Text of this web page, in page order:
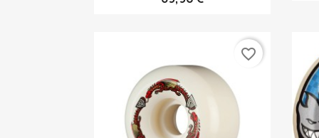
favorite_border